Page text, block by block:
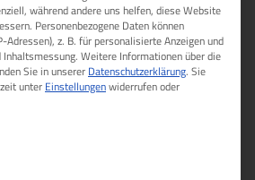
Rosita. Ich bin Dipl.-
Director. Mit Design
helfe ich Business-
Experten und
bessere Kunden zu
während andere uns helfen, diese Website
Personenbezogene Daten können
Adressen), z. B. für personalisierte Anzeigen und
Inhaltsmessung. Weitere Informationen über die
Sie in unserer Datenschutzerklärung. Sie
unter Einstellungenwiderrufen oder
der Service-Gruppen, für die eine